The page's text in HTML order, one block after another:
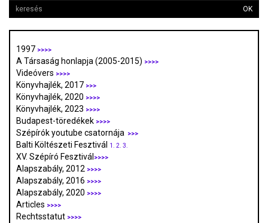
OK
1997 >>>>
A Társaság honlapja (2005-2015) >>>>
Videóvers >>>>
Könyvhajlék, 2017 >>>
Könyvhajlék, 2020 >>>>
Könyvhajlék, 2023 >>>>
Budapest-töredékek >>>>
Szépírók youtube csatornája >>>
Balti Költészeti Fesztivál 1. 2. 3.
XV. Szépíró Fesztivál >>>>
Alapszabály, 2012 >>>>
Alapszabály, 2016 >>>>
Alapszabály, 2020 >>>>
Articles >>>>
Rechtsstatut >>>>